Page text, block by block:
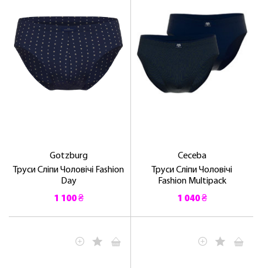
Gotzburg
Труси Сліпи Чоловічі Fashion
Day
1 100 ₴
Ceceba
Труси Сліпи Чоловічі
Fashion Multipack
1 040 ₴